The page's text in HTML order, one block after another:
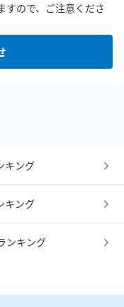
すので、ご注意くださ
キング
キング
ンキング